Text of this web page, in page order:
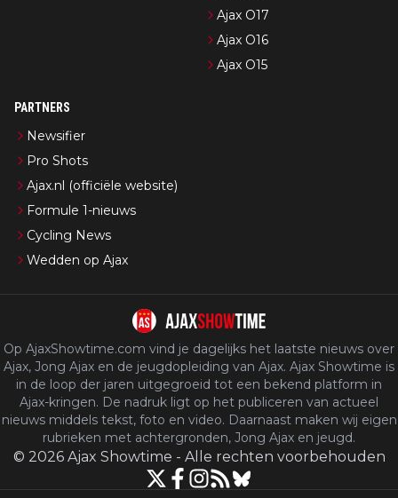
Ajax O17
Ajax O16
Ajax O15
PARTNERS
Newsifier
Pro Shots
Ajax.nl (officiële website)
Formule 1-nieuws
Cycling News
Wedden op Ajax
Op AjaxShowtime.com vind je dagelijks het laatste nieuws over
Ajax, Jong Ajax en de jeugdopleiding van Ajax. Ajax Showtime is
in de loop der jaren uitgegroeid tot een bekend platform in
Ajax-kringen. De nadruk ligt op het publiceren van actueel
nieuws middels tekst, foto en video. Daarnaast maken wij eigen
rubrieken met achtergronden, Jong Ajax en jeugd.
© 2026 Ajax Showtime - Alle rechten voorbehouden